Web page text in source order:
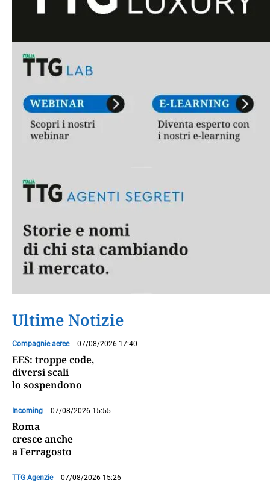
Ultime Notizie
Compagnie aeree 07/08/2026 17:40
EES: troppe code,
diversi scali
lo sospendono
Incoming 07/08/2026 15:55
Roma
cresce anche
a Ferragosto
TTG Agenzie 07/08/2026 15:26